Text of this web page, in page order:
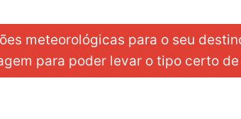
meteorológicas para o seu
para poder levar o tipo certo